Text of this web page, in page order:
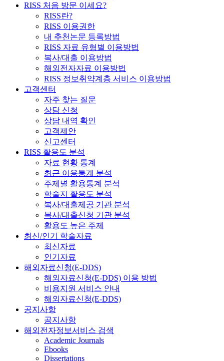
RISS 처음 방문 이세요?
RISS란?
RISS 이용권한
내 추천논문 등록방법
RISS 자료 유형별 이용방법
복사/대출 이용방법
해외전자자료 이용방법
RISS 정보취약계층 서비스 이용방법
고객센터
자주 찾는 질문
상담 신청
상담 내역 확인
고객제안
신고센터
RISS 활용도 분석
자료 현황 통계
최근 이용통계 분석
주제별 활용통계 분석
학술지 활용도 분석
복사/대출제공 기관 분석
복사/대출신청 기관 분석
활용도 높은 주제
최신/인기 학술자료
최신자료
인기자료
해외자료신청(E-DDS)
해외자료신청(E-DDS) 이용 방법
비용지원 서비스 안내
해외자료신청(E-DDS)
공지사항
공지사항
해외전자정보서비스 검색
Academic Journals
Ebooks
Dissertations